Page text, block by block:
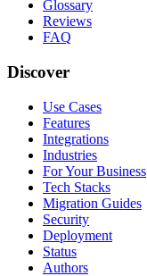
Glossary
Reviews
FAQ
Discover
Use Cases
Features
Integrations
Industries
For Your Business
Tech Stacks
Migration Guides
Security
Deployment
Status
Authors